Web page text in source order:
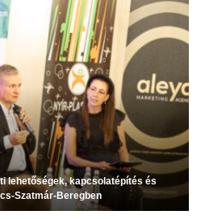
lehetőségek, kapcsolatépítés és
Szatmár-Beregben